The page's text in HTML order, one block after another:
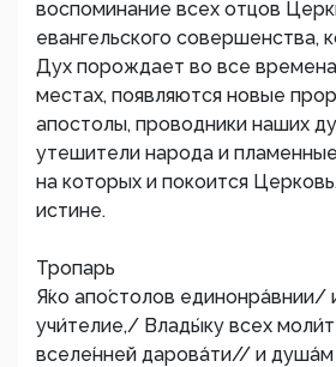
воспоминание всех отцов
евангельского совершенства,
Дух порождает во все
местах, появляются новые
апостолы, проводники наших
утешители народа и
на которых и покоится
истине.
Тропарь
Я́ко апо́столов единонра́внии/
учи́телие,/ Влады́ку всех
вселе́нней дарова́ти// и